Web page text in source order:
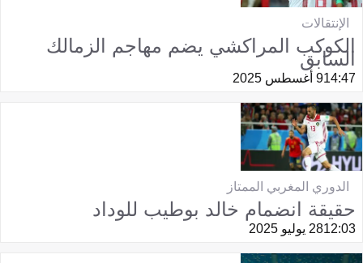
الإنتقالات
الكوكب المراكشي يضم مهاجم الزمالك
السابق
14:479 أغسطس 2025
الدوري المغربي الممتاز
حقيقة انضمام خالد بوطيب للوداد
12:0328 يوليو 2025